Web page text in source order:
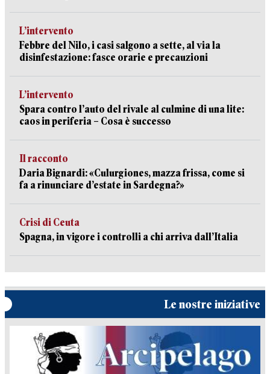
L’intervento
Febbre del Nilo, i casi salgono a sette, al via la
disinfestazione: fasce orarie e precauzioni
L’intervento
Spara contro l’auto del rivale al culmine di una lite:
caos in periferia – Cosa è successo
Il racconto
Daria Bignardi: «Culurgiones, mazza frissa, come si
fa a rinunciare d’estate in Sardegna?»
Crisi di Ceuta
Spagna, in vigore i controlli a chi arriva dall’Italia
Le nostre iniziative